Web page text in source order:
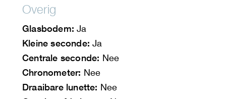
Overig
Glasbodem: Ja
Kleine seconde: Ja
Centrale seconde: Nee
Chronometer: Nee
Draaibare lunette: Nee